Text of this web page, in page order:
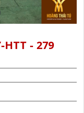
HTT - 279